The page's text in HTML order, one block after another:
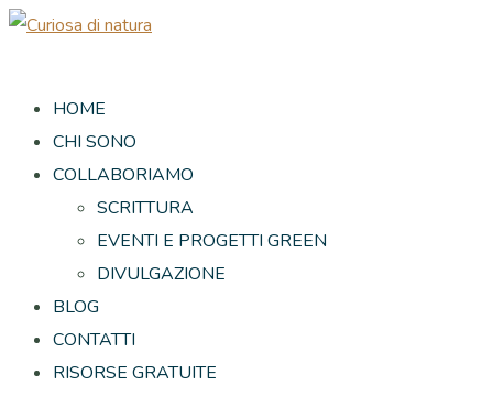
HOME
CHI SONO
COLLABORIAMO
SCRITTURA
EVENTI E PROGETTI GREEN
DIVULGAZIONE
BLOG
CONTATTI
RISORSE GRATUITE